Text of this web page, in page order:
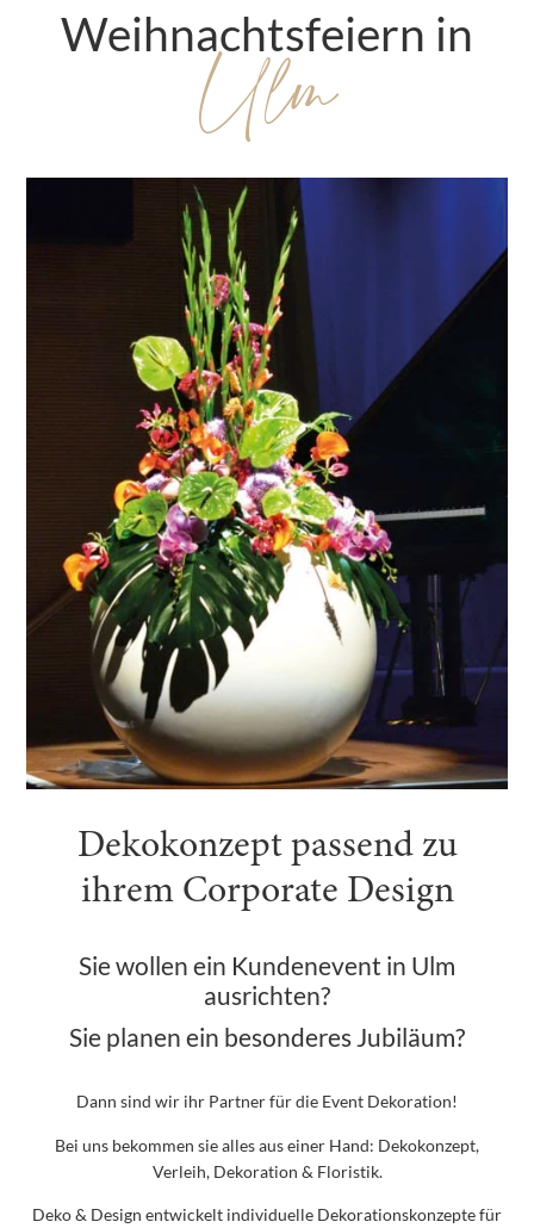
Weihnachtsfeiern in
Ulm
Dekokonzept passend zu
ihrem Corporate Design
Sie wollen ein Kundenevent in Ulm
ausrichten?
Sie planen ein besonderes Jubiläum?
Dann sind wir ihr Partner für die Event Dekoration!
Bei uns bekommen sie alles aus einer Hand: Dekokonzept,
Verleih, Dekoration & Floristik.
Deko & Design entwickelt individuelle Dekorationskonzepte für